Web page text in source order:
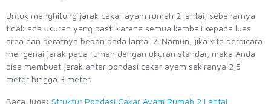
Untuk menghitung jarak cakar ayam rumah 2 lantai, sebenarnya
tidak ada ukuran yang pasti karena semua kembali kepada luas
area dan beratnya beban pada lantai 2. Namun, jika kita berbicara
mengenai jarak pada rumah dengan ukuran standar, maka Anda
bisa membuat jarak antar pondasi cakar ayam sekiranya 2,5
meter hingga 3 meter.
Baca Juga: Struktur Pondasi Cakar Ayam Rumah 2 Lantai